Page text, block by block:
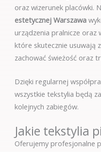
oraz wizerunek placówki.
estetycznej Warszawa
urządzenia pralnicze oraz
które skutecznie usuwają
zachować świeżość oraz
Dzięki regularnej
wszystkie tekstylia będą
kolejnych zabiegów.
Jakie tekstylia
Oferujemy profesjonalne